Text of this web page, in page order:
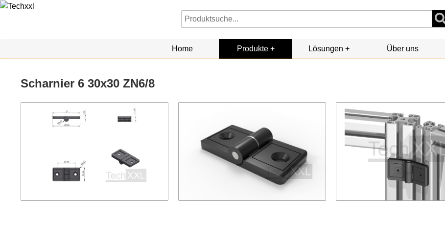
Home Produkte Lösungen Über uns
Scharnier 6 30x30 ZN6/8